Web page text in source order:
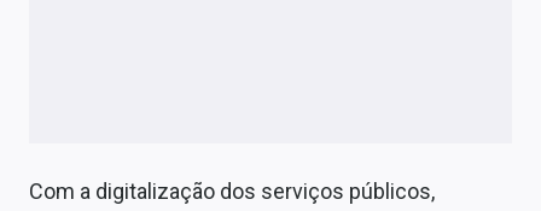
Com a digitalização dos serviços públicos,